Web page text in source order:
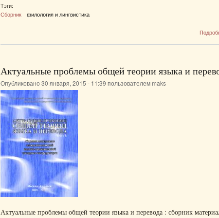
Тэги:
Сборник
филология и лингвистика
Актуальные проблемы общей теории языка и
Опубликовано 30 января, 2015 - 11:39 пользователем maks
Актуальные проблемы общей теории языка и перевода : сборник